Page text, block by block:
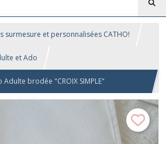
surmesure et personnalisées CATHO!
et Ado
brodée "CROIX SIMPLE"
et prénom)